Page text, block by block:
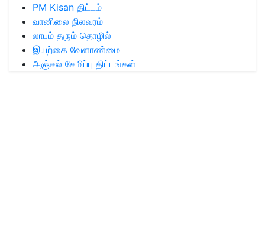
PM Kisan திட்டம்
வானிலை நிலவரம்
லாபம் தரும் தொழில்
இயற்கை வேளாண்மை
அஞ்சல் சேமிப்பு திட்டங்கள்